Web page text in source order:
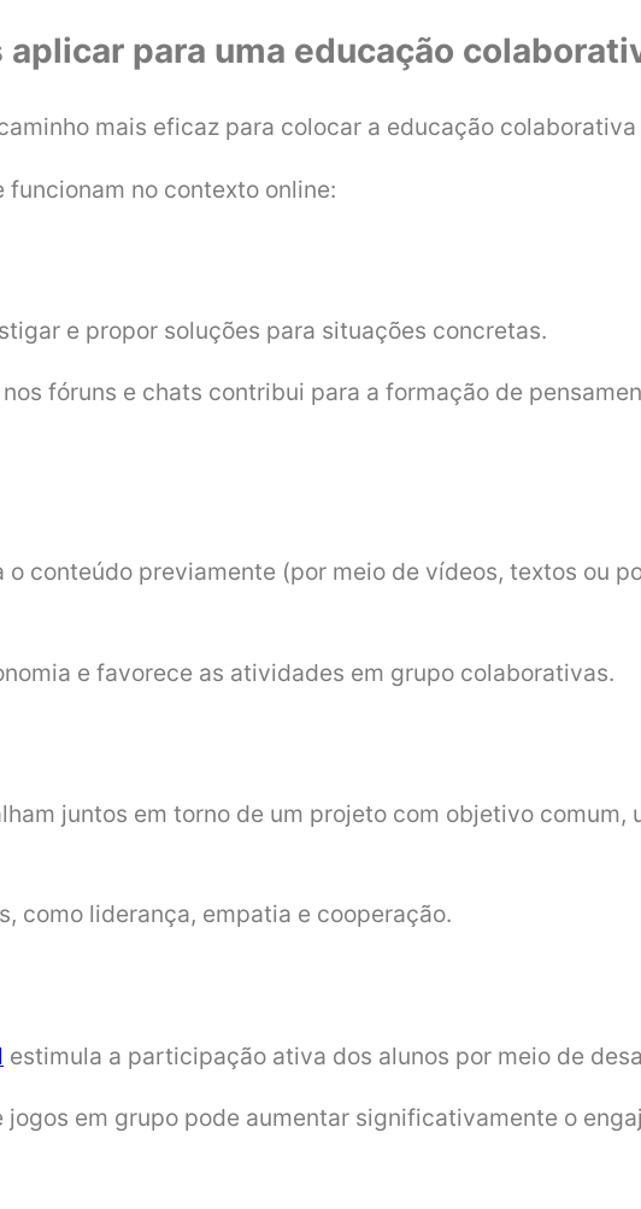
para uma educação
mais eficaz para colocar a educação
no contexto online:
e propor soluções para situações concretas.
fóruns e chats contribui para a formação de
conteúdo previamente (por meio de vídeos, textos ou
e favorece as atividades em grupo colaborativas.
juntos em torno de um projeto com objetivo comum,
como liderança, empatia e cooperação.
estimula a participação ativa dos alunos por meio de
em grupo pode aumentar significativamente o